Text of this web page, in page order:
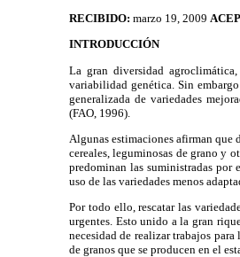
RECIBIDO: marzo 19, 2009
INTRODUCCIÓN
La gran diversidad
variabilidad genética. Sin
generalizada de variedades
(FAO, 1996).
Algunas estimaciones afirman
cereales, leguminosas de grano y
predominan las suministradas por
uso de las variedades menos
Por todo ello, rescatar las
urgentes. Esto unido a la gran
necesidad de realizar trabajos
de granos que se producen en el